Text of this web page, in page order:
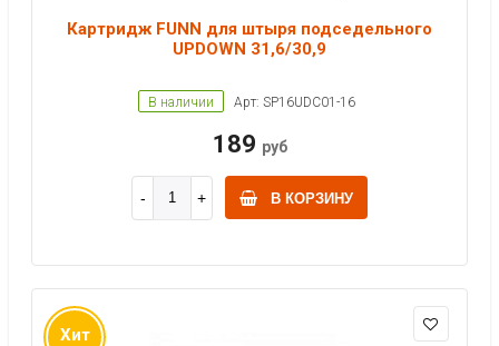
Картридж FUNN для штыря подседельного
UPDOWN 31,6/30,9
В наличии Арт: SP16UDC01-16
189 руб
В КОРЗИНУ
Хит